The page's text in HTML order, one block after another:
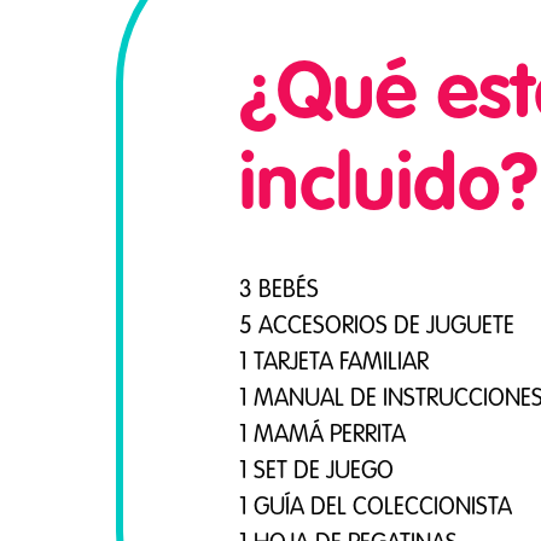
¿Qué
incluido?
3 BEBÉS
5 ACCESORIOS DE JUGUETE
1 TARJETA FAMILIAR
1 MANUAL DE
1 MAMÁ PERRITA
1 SET DE JUEGO
1 GUÍA DEL COLECCIONISTA